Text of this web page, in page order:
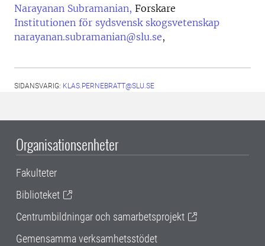
Narayanan Subramanian, Forskare
Institutionen för sydsvensk skogsvetenskap
narayanan.subramanian@slu.se,
SIDANSVARIG: KLAS.PERNEBRATT@SLU.SE
Organisationsenheter
Fakulteter
Biblioteket
Centrumbildningar och samarbetsprojekt
Gemensamma verksamhetsstödet